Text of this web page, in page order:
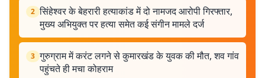
2 सिंहेश्वर के बेहरारी हत्याकांड में दो नामजद आरोपी गिरफ्तार,
मुख्य अभियुक्त पर हत्या समेत कई संगीन मामले दर्ज
3 गुरुग्राम में करंट लगने से कुमारखंड के युवक की मौत, शव गांव
पहुंचते ही मचा कोहराम